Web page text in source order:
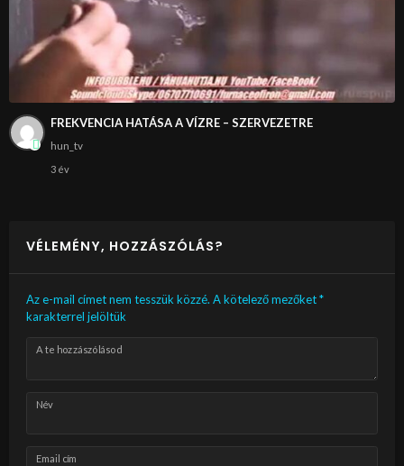
FREKVENCIA HATÁSA A VÍZRE – SZERVEZETRE
hun_tv
3 év
VÉLEMÉNY, HOZZÁSZÓLÁS?
Az e-mail címet nem tesszük közzé. A kötelező mezőket*
karakterrel jelöltük
A te hozzászólásod
Név
Email cím